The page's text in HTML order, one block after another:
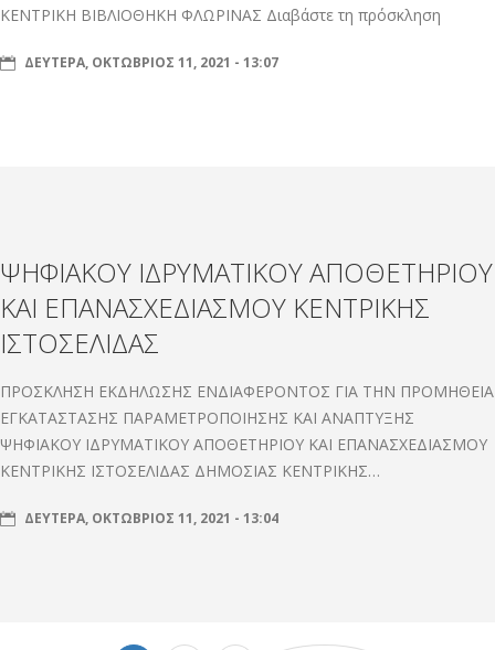
ΚΕΝΤΡΙΚΗ ΒΙΒΛΙΟΘΗΚΗ ΦΛΩΡΙΝΑΣ Διαβάστε τη πρόσκληση
ΔΕΥΤΈΡΑ, ΟΚΤΏΒΡΙΟΣ 11, 2021 - 13:07
ΨΗΦΙΑΚΟΥ ΙΔΡΥΜΑΤΙΚΟΥ ΑΠΟΘΕΤΗΡΙΟΥ
ΚΑΙ ΕΠΑΝΑΣΧΕΔΙΑΣΜΟΥ ΚΕΝΤΡΙΚΗΣ
ΙΣΤΟΣΕΛΙΔΑΣ
ΠΡΟΣΚΛΗΣΗ ΕΚΔΗΛΩΣΗΣ ΕΝΔΙΑΦΕΡΟΝΤΟΣ ΓΙΑ ΤΗΝ ΠΡΟΜΗΘΕΙΑ
ΕΓΚΑΤΑΣΤΑΣΗΣ ΠΑΡΑΜΕΤΡΟΠΟΙΗΣΗΣ ΚΑΙ ΑΝΑΠΤΥΞΗΣ
ΨΗΦΙΑΚΟΥ ΙΔΡΥΜΑΤΙΚΟΥ ΑΠΟΘΕΤΗΡΙΟΥ ΚΑΙ ΕΠΑΝΑΣΧΕΔΙΑΣΜΟΥ
ΚΕΝΤΡΙΚΗΣ ΙΣΤΟΣΕΛΙΔΑΣ ΔΗΜΟΣΙΑΣ ΚΕΝΤΡΙΚΗΣ…
ΔΕΥΤΈΡΑ, ΟΚΤΏΒΡΙΟΣ 11, 2021 - 13:04